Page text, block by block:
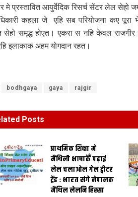
मे प्रस्तावित आयुर्वेदिक रिसर्च सेंटर लेल सेहो
कहला जे एहि सब परियोजना कए
सेहो समृद्ध होएत। एकरा स नहि केवल
इलाकाक अहम योगदान रहत।
bodhgaya gaya rajgir
Posts
प्राथमिक शि‍क्षा मे
मैथि‍ली भाषाकेँ पढ़ाई
लेल चलाओल गेल ट्वीटर
ट्रेंड : भारत संगे नेपालक
मैथिल लेलनि हिस्सा